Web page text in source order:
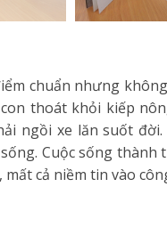
chuẩn nhưng
thoát khỏi kiếp
ngồi xe lăn suốt
Cuộc sống thành
cả niềm tin vào